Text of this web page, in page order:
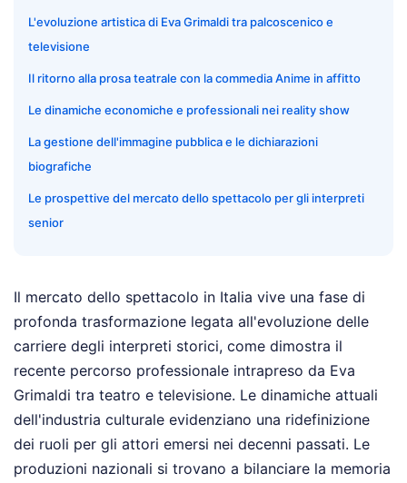
L'evoluzione artistica di Eva Grimaldi tra palcoscenico e
televisione
Il ritorno alla prosa teatrale con la commedia Anime in affitto
Le dinamiche economiche e professionali nei reality show
La gestione dell'immagine pubblica e le dichiarazioni
biografiche
Le prospettive del mercato dello spettacolo per gli interpreti
senior
Il mercato dello spettacolo in Italia vive una fase di
profonda trasformazione legata all'evoluzione delle
carriere degli interpreti storici, come dimostra il
recente percorso professionale intrapreso da Eva
Grimaldi tra teatro e televisione. Le dinamiche attuali
dell'industria culturale evidenziano una ridefinizione
dei ruoli per gli attori emersi nei decenni passati. Le
produzioni nazionali si trovano a bilanciare la memoria